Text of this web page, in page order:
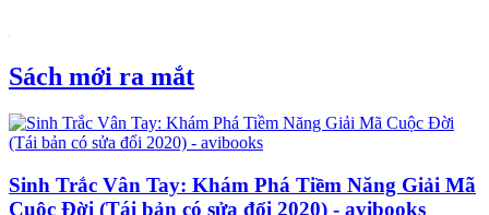
Sách mới ra mắt
Sinh Trắc Vân Tay: Khám Phá Tiềm Năng Giải Mã
Cuộc Đời (Tái bản có sửa đổi 2020) - avibooks